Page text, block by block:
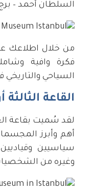
السلطان أحمد –
من خلال اطلاعك
فكرة وافية
السياحي
القاعة
لقد سُميت بقاعة
أهم وأبرز
سياسيين
وغيره من الشخصيات